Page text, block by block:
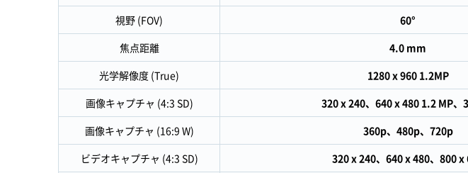
視野 (FOV)
60°
焦点距離
4.0 mm
光学解像度 (True)
1280 x 960 1.2MP
画像キャプチャ (4:3 SD)
320 x 240、640 x 480 1.2 MP、
画像キャプチャ (16:9 W)
360p、480p、720p
ビデオキャプチャ (4:3 SD)
320 x 240、640 x 480、800 x